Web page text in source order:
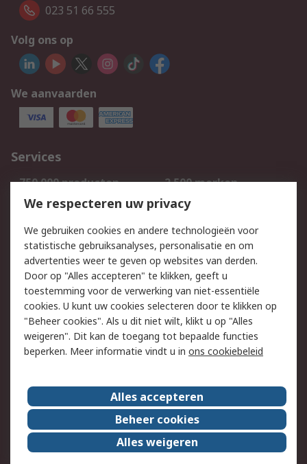
023 51 66 555
Volg ons op
We aanvaarden
Services
750.000 producten
2.500 merken
Bestellen
Inkoopoplossingen
Track & Trace
Wettelijk
Cookiebeleid
Email veiligheid
Privacybeleid
Websitevoorwaarden
Algemene
verkoopvoorwaarden
Over RS
RS Group
Over ons
RS wereldwijd
Werken bij RS
ESG
We respecteren uw privacy
We gebruiken cookies en andere technologieën voor
statistische gebruiksanalyses, personalisatie en om
advertenties weer te geven op websites van derden.
Door op "Alles accepteren" te klikken, geeft u
toestemming voor de verwerking van niet-essentiële
cookies. U kunt uw cookies selecteren door te klikken op
"Beheer cookies". Als u dit niet wilt, klikt u op "Alles
weigeren". Dit kan de toegang tot bepaalde functies
beperken. Meer informatie vindt u in ons cookiebeleid
Alles accepteren
Beheer cookies
Alles weigeren